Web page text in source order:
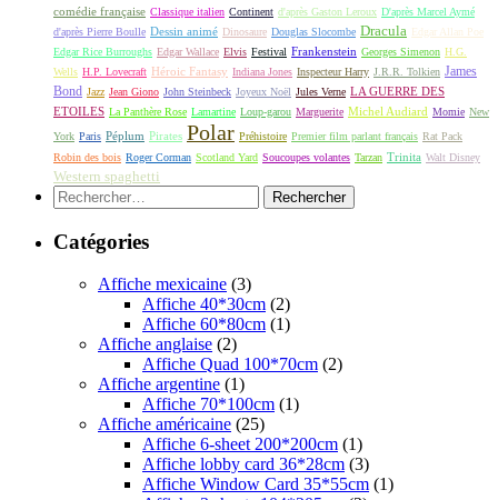
comédie française Classique italien Continent d'après Gaston Leroux D'après Marcel Aymé
d'après Pierre Boulle Dessin animé Dinosaure Douglas Slocombe Dracula Edgar Allan Poe
Edgar Rice Burroughs Edgar Wallace Elvis Festival Frankenstein Georges Simenon H.G.
Wells H.P. Lovecraft Héroic Fantasy Indiana Jones Inspecteur Harry J.R.R. Tolkien James
Bond Jazz Jean Giono John Steinbeck Joyeux Noël Jules Verne LA GUERRE DES
ETOILES La Panthère Rose Lamartine Loup-garou Marguerite Michel Audiard Momie New
York Paris Péplum Pirates Polar Préhistoire Premier film parlant français Rat Pack
Robin des bois Roger Corman Scotland Yard Soucoupes volantes Tarzan Trinita Walt Disney
Western spaghetti
Rechercher :
Catégories
Affiche mexicaine (3)
Affiche 40*30cm (2)
Affiche 60*80cm (1)
Affiche anglaise (2)
Affiche Quad 100*70cm (2)
Affiche argentine (1)
Affiche 70*100cm (1)
Affiche américaine (25)
Affiche 6-sheet 200*200cm (1)
Affiche lobby card 36*28cm (3)
Affiche Window Card 35*55cm (1)